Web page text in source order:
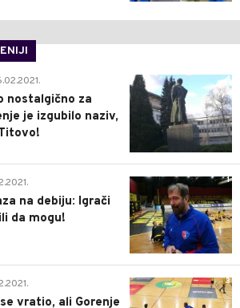
4
nostalgično za
je izgubilo naziv,
1
na debiju: Igrači
da mogu!
3
vratio, ali Gorenje